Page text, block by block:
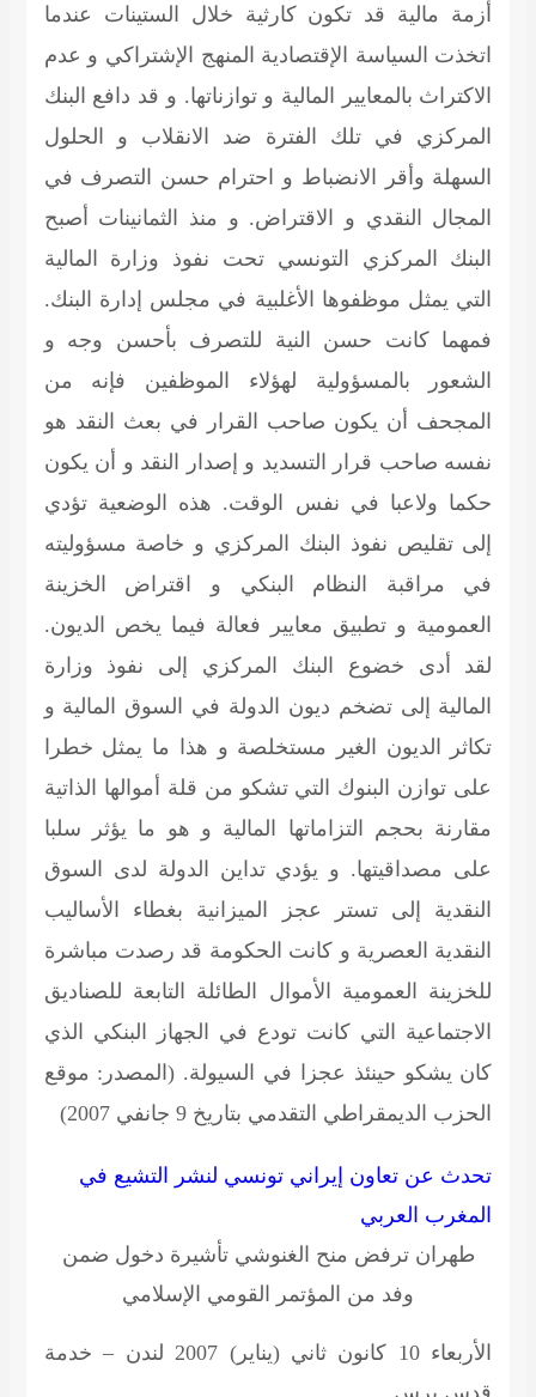
أزمة مالية قد تكون كارثية خلال الستينات عندما
اتخذت السياسة الإقتصادية المنهج الإشتراكي و عدم
الاكتراث بالمعايير المالية و توازناتها. و قد دافع البنك
المركزي في تلك الفترة ضد الانقلاب و الحلول
السهلة وأقر الانضباط و احترام حسن التصرف في
المجال النقدي و الاقتراض. و منذ الثمانينات أصبح
البنك المركزي التونسي تحت نفوذ وزارة المالية
التي يمثل موظفوها الأغلبية في مجلس إدارة البنك.
فمهما كانت حسن النية للتصرف بأحسن وجه و
الشعور بالمسؤولية لهؤلاء الموظفين فإنه من
المجحف أن يكون صاحب القرار في بعث النقد هو
نفسه صاحب قرار التسديد و إصدار النقد و أن يكون
حكما ولاعبا في نفس الوقت. هذه الوضعية تؤدي
إلى تقليص نفوذ البنك المركزي و خاصة مسؤوليته
في مراقبة النظام البنكي و اقتراض الخزينة
العمومية و تطبيق معايير فعالة فيما يخص الديون.
لقد أدى خضوع البنك المركزي إلى نفوذ وزارة
المالية إلى تضخم ديون الدولة في السوق المالية و
تكاثر الديون الغير مستخلصة و هذا ما يمثل خطرا
على توازن البنوك التي تشكو من قلة أموالها الذاتية
مقارنة بحجم التزاماتها المالية و هو ما يؤثر سلبا
على مصداقيتها. و يؤدي تداين الدولة لدى السوق
النقدية إلى تستر عجز الميزانية بغطاء الأساليب
النقدية العصرية و كانت الحكومة قد رصدت مباشرة
للخزينة العمومية الأموال الطائلة التابعة للصناديق
الاجتماعية التي كانت تودع في الجهاز البنكي الذي
كان يشكو حينئذ عجزا في السيولة. (المصدر: موقع
الحزب الديمقراطي التقدمي بتاريخ 9 جانفي 2007)
تحدث عن تعاون إيراني تونسي لنشر التشيع في
المغرب العربي
طهران ترفض منح الغنوشي تأشيرة دخول ضمن
وفد من المؤتمر القومي الإسلامي
الأربعاء 10 كانون ثاني (يناير) 2007 لندن – خدمة